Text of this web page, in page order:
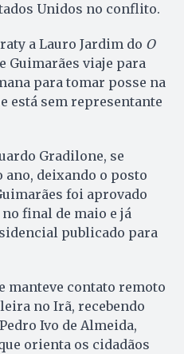
Unidos no conflito.
a Lauro Jardim do O
Guimarães viaje para
para tomar posse na
está sem representante
Gradilone, se
ano, deixando o posto
foi aprovado
final de maio e já
publicado para
manteve contato remoto
no Irã, recebendo
Ivo de Almeida,
orienta os cidadãos